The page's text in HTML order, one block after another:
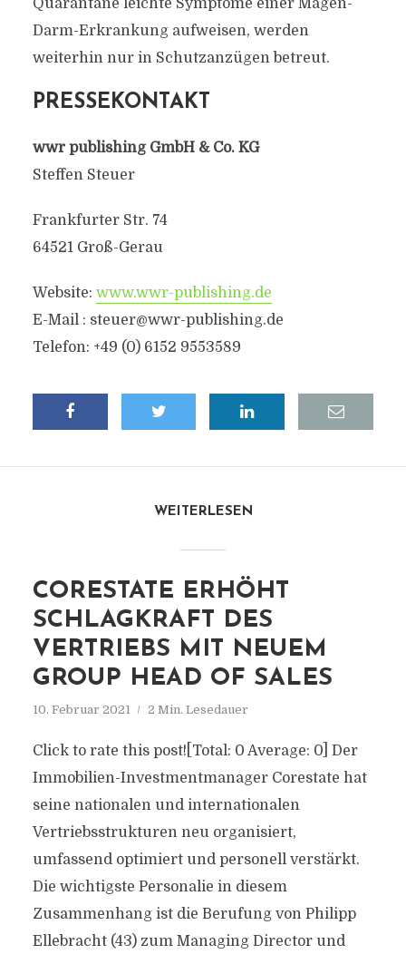
Quarantäne leichte Symptome einer Magen-
Darm-Erkrankung aufweisen, werden
weiterhin nur in Schutzanzügen betreut.
PRESSEKONTAKT
wwr publishing GmbH & Co. KG
Steffen Steuer
Frankfurter Str. 74
64521 Groß-Gerau
Website: www.wwr-publishing.de
E-Mail : steuer@wwr-publishing.de
Telefon: +49 (0) 6152 9553589
WEITERLESEN
CORESTATE ERHÖHT
SCHLAGKRAFT DES
VERTRIEBS MIT NEUEM
GROUP HEAD OF SALES
10. Februar 2021 2 Min. Lesedauer
Click to rate this post![Total: 0 Average: 0] Der
Immobilien-Investmentmanager Corestate hat
seine nationalen und internationalen
Vertriebsstrukturen neu organisiert,
umfassend optimiert und personell verstärkt.
Die wichtigste Personalie in diesem
Zusammenhang ist die Berufung von Philipp
Ellebracht (43) zum Managing Director und